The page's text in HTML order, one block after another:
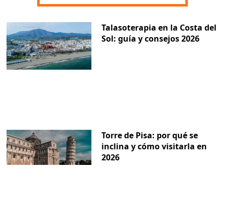
Talasoterapia en la Costa del
Sol: guía y consejos 2026
Torre de Pisa: por qué se
inclina y cómo visitarla en
2026